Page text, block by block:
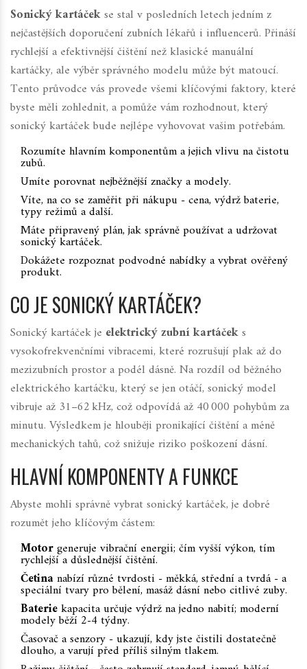
Sonický kartáčekse stal v posledních letech jedním z
nejčastějších doporučení zubních lékařů i influencerů. Přináší
rychlejší a efektivnější čištění než klasické manuální
kartáčky, ale výběr správného modelu může být matoucí.
Tento průvodce vás provede všemi klíčovými faktory, které
byste měli zohlednit, a pomůže vám rozhodnout, který
sonický kartáček bude nejlépe vyhovovat vašim potřebám.
Rozumíte hlavním komponentům a jejich vlivu na čistotu
zubů.
Umíte porovnat nejběžnější značky a modely.
Víte, na co se zaměřit při nákupu - cena, výdrž baterie,
typy režimů a další.
Máte připravený plán, jak správně používat a udržovat
sonický kartáček.
Dokážete rozpoznat podvodné nabídky a vybrat ověřený
produkt.
CO JE SONICKÝ KARTÁČEK?
Sonický kartáček je elektrický zubní kartáčeks
vysokofrekvenčními vibracemi, které rozrušují plak až do
mezizubních prostor a podél dásně. Na rozdíl od běžného
elektrického kartáčku, který se jen otáčí, sonický model
vibruje až 31–62 kHz, což odpovídá až 40 000 pohybům za
minutu. Výsledkem je hlouběji pronikající čištění a méně
mechanických tahů, což snižuje riziko poškození dásní.
HLAVNÍ KOMPONENTY A FUNKCE
Abyste mohli správně vybrat sonický kartáček, je dobré
rozumět jeho klíčovým částem:
Motorgeneruje vibrační energii; čím vyšší výkon, tím
rychlejší a důslednější čištění.
Četinanabízí různé tvrdosti - měkká, střední a tvrdá - a
speciální tvary pro bělení, masáž dásní nebo citlivé zuby.
Bateriekapacita určuje výdrž na jedno nabití; moderní
modely běží 2-4 týdny.
Časovač a senzory - ukazují, kdy jste čistili dostatečně
dlouho, a varují před příliš silným tlakem.